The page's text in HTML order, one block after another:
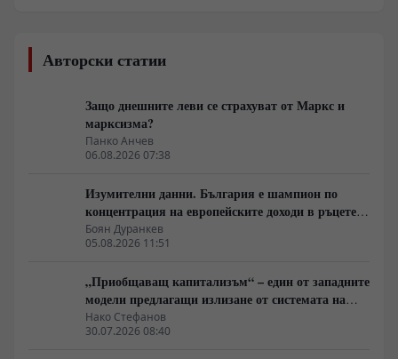
Авторски статии
Защо днешните леви се страхуват от Маркс и
марксизма?
Панко Анчев
06.08.2026 07:38
Изумителни данни. България е шампион по
концентрация на европейските доходи в ръцете
на най-богатия 1%, надминава и САЩ
Боян Дуранкев
05.08.2026 11:51
„Приобщаващ капитализъм“ – един от западните
модели предлагащи излизане от системата на
неолиберализма
Нако Стефанов
30.07.2026 08:40